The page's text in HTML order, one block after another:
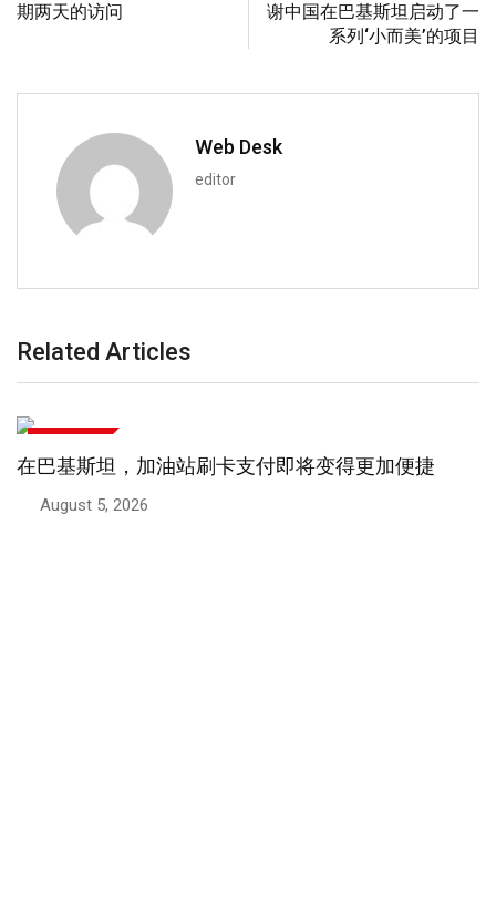
期两天的访问
谢中国在巴基斯坦启动了一
系列‘小而美’的项目
Web Desk
editor
Related Articles
政府下调汽油和柴油价格
August 5, 2026